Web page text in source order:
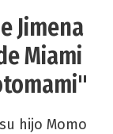
Jimena
Miami
hijo Momo